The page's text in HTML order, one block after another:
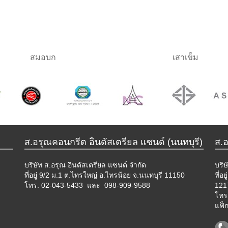
สมอบก เสาเข็ม
ส.อรุณคอนกรีต อินดัสเตรียล แซนด์ (นนทบุรี)
บริษัท ส.อรุณ อินดัสเตรียล แซนด์ จำกัด
ที่อยู่ 9/2 ม.1 ต.ไทรใหญ่ อ.ไทรน้อย จ.นนทบุรี 11150
โทร.02-043-5433 และ 098-909-9588
ส.
บริ
ที่อ
โท
แฟ็